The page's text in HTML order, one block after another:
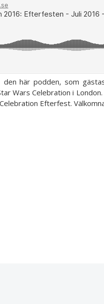
här podden, som
Wars Celebration i
Efterfest.